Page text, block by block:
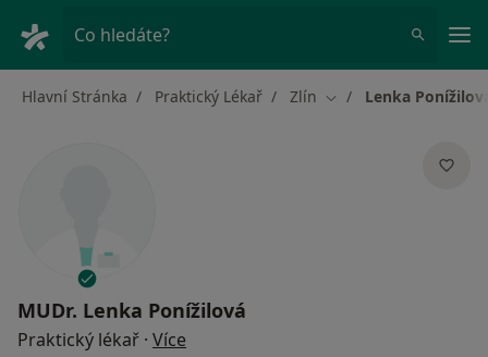
Co hledáte?
Hlavní Stránka Praktický Lékař Zlín Změna města
Lenka
MUDr. Lenka Ponížilová
Praktický lékař · Více